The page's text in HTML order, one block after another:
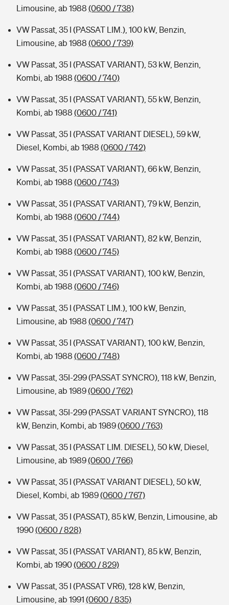
Limousine, ab 1988 (0600 / 738)
VW Passat, 35 I (PASSAT LIM.), 100 kW, Benzin,
Limousine, ab 1988 (0600 / 739)
VW Passat, 35 I (PASSAT VARIANT), 53 kW, Benzin,
Kombi, ab 1988 (0600 / 740)
VW Passat, 35 I (PASSAT VARIANT), 55 kW, Benzin,
Kombi, ab 1988 (0600 / 741)
VW Passat, 35 I (PASSAT VARIANT DIESEL), 59 kW,
Diesel, Kombi, ab 1988 (0600 / 742)
VW Passat, 35 I (PASSAT VARIANT), 66 kW, Benzin,
Kombi, ab 1988 (0600 / 743)
VW Passat, 35 I (PASSAT VARIANT), 79 kW, Benzin,
Kombi, ab 1988 (0600 / 744)
VW Passat, 35 I (PASSAT VARIANT), 82 kW, Benzin,
Kombi, ab 1988 (0600 / 745)
VW Passat, 35 I (PASSAT VARIANT), 100 kW, Benzin,
Kombi, ab 1988 (0600 / 746)
VW Passat, 35 I (PASSAT LIM.), 100 kW, Benzin,
Limousine, ab 1988 (0600 / 747)
VW Passat, 35 I (PASSAT VARIANT), 100 kW, Benzin,
Kombi, ab 1988 (0600 / 748)
VW Passat, 35I-299 (PASSAT SYNCRO), 118 kW, Benzin,
Limousine, ab 1989(0600 / 762)
VW Passat, 35I-299 (PASSAT VARIANT SYNCRO), 118
kW, Benzin, Kombi, ab 1989(0600 / 763)
VW Passat, 35 I (PASSAT LIM. DIESEL), 50 kW, Diesel,
Limousine, ab 1989(0600 / 766)
VW Passat, 35 I (PASSAT VARIANT DIESEL), 50 kW,
Diesel, Kombi, ab 1989(0600 / 767)
VW Passat, 35 I (PASSAT), 85 kW, Benzin, Limousine, ab
1990(0600 / 828)
VW Passat, 35 I (PASSAT VARIANT), 85 kW, Benzin,
Kombi, ab 1990(0600 / 829)
VW Passat, 35 I (PASSAT VR6), 128 kW, Benzin,
Limousine, ab 1991 (0600 / 835)